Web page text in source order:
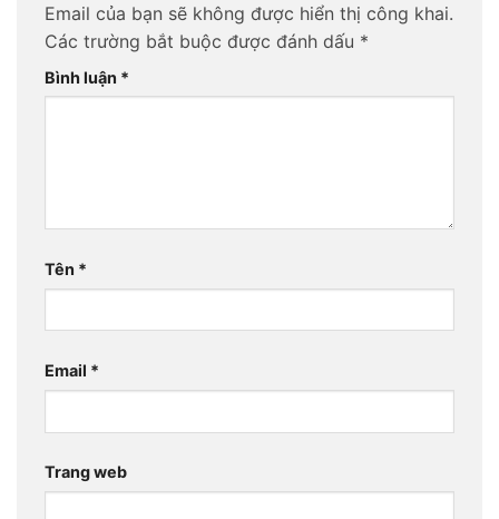
Email của bạn sẽ không được hiển thị công khai.
Các trường bắt buộc được đánh dấu *
Bình luận *
Tên *
Email *
Trang web